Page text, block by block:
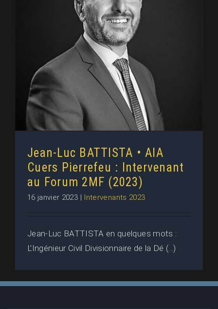
Jean-Luc BATTISTA • AIA Cuers
Pierrefeu : Intervenant au Forum
2MF (2023)
Jean-Luc BATTISTA • AIA
Cuers Pierrefeu : Intervenant
au Forum 2MF (2023)
16 janvier 2023 Intervenants 2023
Jean-Luc BATTISTA en quelques mots :
L’Ingénieur Civil Divisionnaire de la Dé (...)